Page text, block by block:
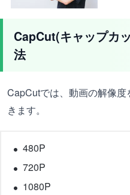
CapCut(キャップカ
法
CapCutでは、動画の解像
きます。
480P
720P
1080P